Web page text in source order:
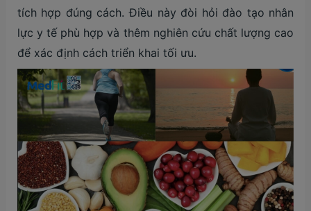
tích hợp đúng cách. Điều này đòi hỏi đào tạo nhân
lực y tế phù hợp và thêm nghiên cứu chất lượng cao
để xác định cách triển khai tối ưu.